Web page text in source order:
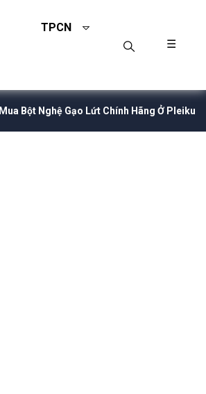
TPCN
☰
Mua Bột Nghệ Gạo Lứt Chính Hãng Ở Pleiku